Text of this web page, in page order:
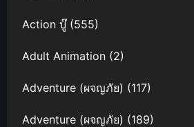
Action บู๊(555)
Adult Animation (2)
Adventure (ผจญภัย) (117)
Adventure (ผจญภัย) (189)